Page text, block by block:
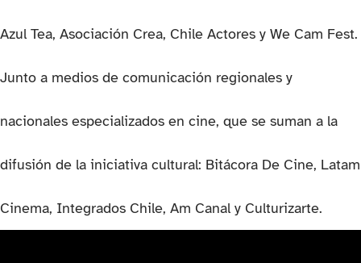
Azul Tea, Asociación Crea, Chile Actores y We Cam Fest.
Junto a medios de comunicación regionales y
nacionales especializados en cine, que se suman a la
difusión de la iniciativa cultural: Bitácora De Cine, Latam
Cinema, Integrados Chile, Am Canal y Culturizarte.